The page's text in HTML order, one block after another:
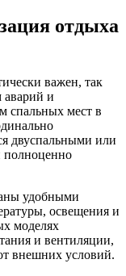
отдыха
важен, так
аварий и
спальных мест в
двуспальными или
удобными
освещения и
моделях
и вентиляции,
внешних условий.